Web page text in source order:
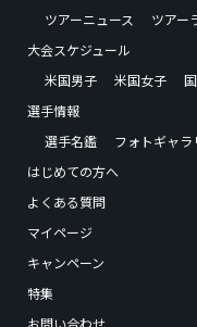
ツアーニュース
ツアー
大会スケジュール
米国男子
米国女子
選手情報
選手名鑑
フォトギャラ
はじめての方へ
よくある質問
マイページ
キャンペーン
特集
お問い合わせ